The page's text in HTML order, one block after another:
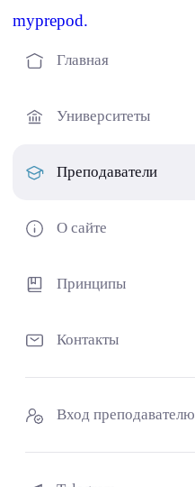
myprepod.
Главная
Университеты
Преподаватели
О сайте
Принципы
Контакты
Вход преподавателю